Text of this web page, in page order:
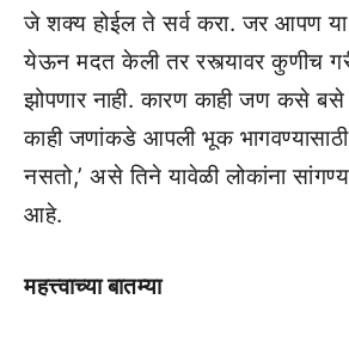
जे शक्य होईल ते सर्व करा. जर आपण या
येऊन मदत केली तर रस्त्यावर कुणीच
झोपणार नाही. कारण काही जण कसे
काही जणांकडे आपली भूक भागवण्यासाठी
नसतो,’ असे तिने यावेळी लोकांना
आहे.
महत्त्वाच्या बातम्या